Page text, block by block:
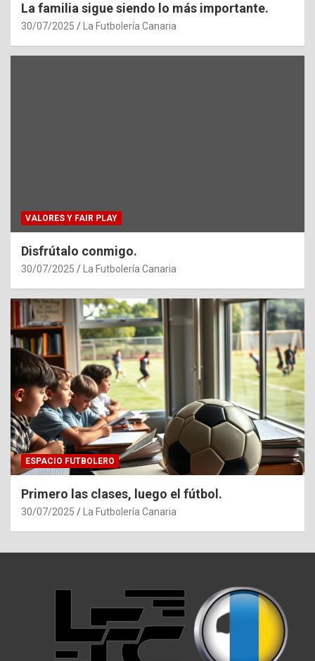
La familia sigue siendo lo más importante.
30/07/2025 La Futbolería Canaria
VALORES Y FAIR PLAY
Disfrútalo conmigo.
30/07/2025 La Futbolería Canaria
ESPACIO FUTBOLERO
Primero las clases, luego el fútbol.
30/07/2025 La Futbolería Canaria